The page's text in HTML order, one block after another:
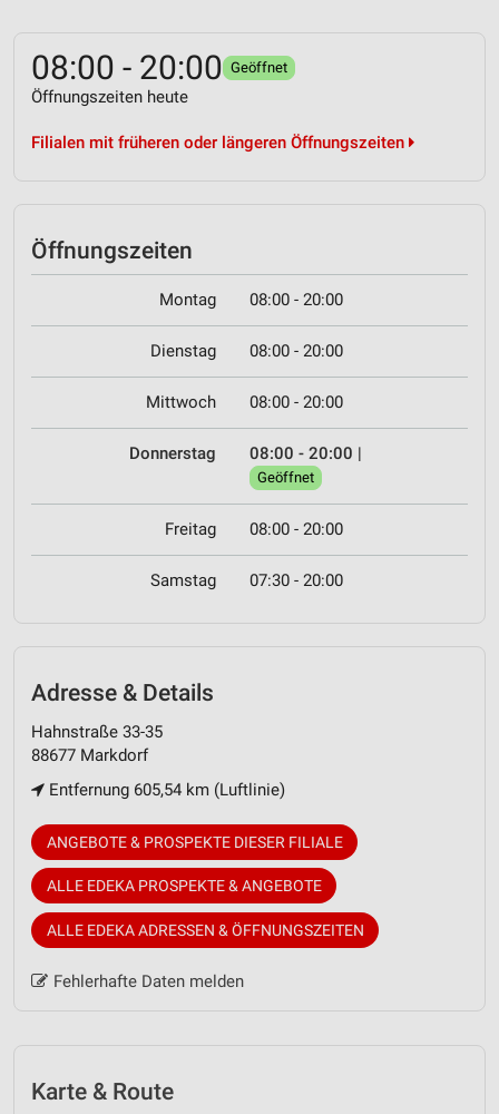
08:00 - 20:00 Geöffnet
Öffnungszeiten heute
Filialen mit früheren oder längeren Öffnungszeiten
Öffnungszeiten
Montag 08:00 - 20:00
Dienstag 08:00 - 20:00
Mittwoch 08:00 - 20:00
Donnerstag 08:00 - 20:00 |
Geöffnet
Freitag 08:00 - 20:00
Samstag 07:30 - 20:00
Adresse & Details
Hahnstraße 33-35
88677 Markdorf
Entfernung 605,54 km (Luftlinie)
ANGEBOTE & PROSPEKTE DIESER FILIALE
ALLE EDEKA PROSPEKTE & ANGEBOTE
ALLE EDEKA ADRESSEN & ÖFFNUNGSZEITEN
Fehlerhafte Daten melden
Karte & Route